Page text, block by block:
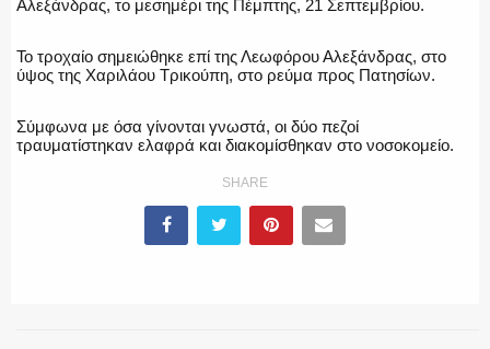
ΛΙΜΕΝΙΚΟ
Αλεξάνδρας, το μεσημέρι της Πέμπτης, 21 Σεπτεμβρίου.
Το τροχαίο σημειώθηκε επί της Λεωφόρου Αλεξάνδρας, στο
ύψος της Χαριλάου Τρικούπη, στο ρεύμα προς Πατησίων.
Σύμφωνα με όσα γίνονται γνωστά, οι δύο πεζοί
τραυματίστηκαν ελαφρά και διακομίσθηκαν στο νοσοκομείο.
SHARE